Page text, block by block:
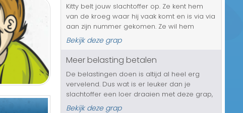
Kitty belt jouw slachtoffer op. Ze kent hem
van de kroeg waar hij vaak komt en is via via
aan zijn nummer gekomen. Ze wil hem
namelijk wat vragen. Of hij haar zaaddonor
wil worden. Ze vindt namelijk dat jouw
mannelijke slachtoffer het perfe...
Bekijk deze grap
Meer belasting betalen
De belastingen doen is altijd al heel erg
vervelend. Dus wat is er leuker dan je
slachtoffer een loer draaien met deze grap,
waarbij ze door de belastingdienst worden
Bekijk deze grap